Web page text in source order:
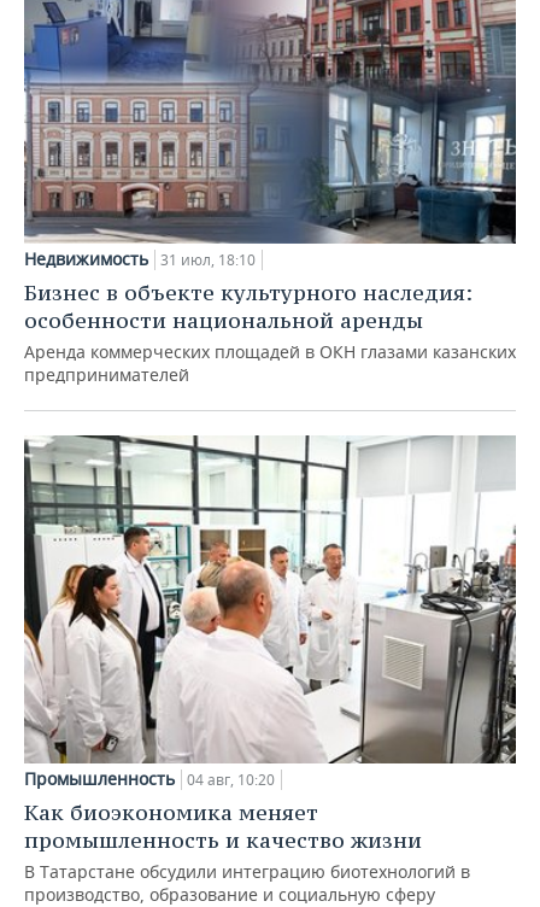
Недвижимость 31 июл, 18:10
Бизнес в объекте культурного наследия:
особенности национальной аренды
Аренда коммерческих площадей в ОКН глазами казанских
предпринимателей
Промышленность 04 авг, 10:20
Как биоэкономика меняет
промышленность и качество жизни
В Татарстане обсудили интеграцию биотехнологий в
производство, образование и социальную сферу